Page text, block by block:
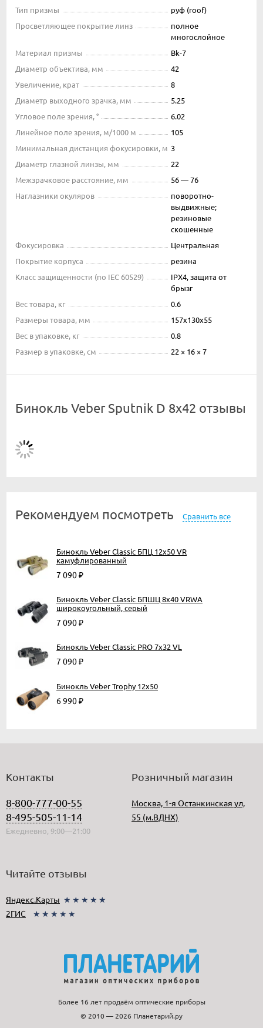
Тип призмы
руф (roof)
Просветляющее покрытие линз
полное
многослойное
Материал призмы
Bk-7
Диаметр объектива, мм
42
Увеличение, крат
8
Диаметр выходного зрачка, мм
5.25
Угловое поле зрения, °
6.02
Линейное поле зрения, м/1000 м
105
Минимальная дистанция фокусировки, м 3
Диаметр глазной линзы, мм
22
Межзрачковое расстояние, мм
56 — 76
Наглазники окуляров
поворотно-
выдвижные;
резиновые
скошенные
Фокусировка
Центральная
Покрытие корпуса
резина
Класс защищенности (по IEC 60529)
IPX4, защита от
брызг
Вес товара, кг
0.6
Размеры товара, мм
157х130х55
Вес в упаковке, кг
0.8
Размер в упаковке, см
22 × 16 × 7
Бинокль Veber Sputnik D 8х42 отзывы
Рекомендуем посмотреть Сравнить все
Бинокль Veber Classic БПЦ 12x50 VR
камуфлированный
7 090₽
Бинокль Veber Classic БПШЦ 8x40 VRWA
широкоугольный, серый
7 090₽
Бинокль Veber Classic PRO 7x32 VL
7 090₽
Бинокль Veber Trophy 12х50
6 990₽
Контакты
8-800-777-00-55
8-495-505-11-14
Ежедневно, 9:00—21:00
Розничный магазин
Москва, 1-я Останкинская ул,
55 (м.ВДНХ)
Читайте отзывы
Яндекс.Карты ★★★★★
2ГИС
★★★★★
Более 16 лет продаём оптические приборы
© 2010 — 2026 Планетарий.ру